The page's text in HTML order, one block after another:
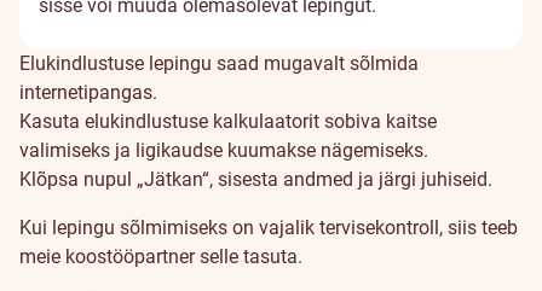
sisse või muuda olemasolevat lepingut.
Elukindlustuse lepingu saad mugavalt sõlmida
internetipangas.
Kasuta elukindlustuse kalkulaatorit sobiva kaitse
valimiseks ja ligikaudse kuumakse nägemiseks.
Klõpsa nupul „Jätkan“, sisesta andmed ja järgi juhiseid.
Kui lepingu sõlmimiseks on vajalik tervisekontroll, siis teeb
meie koostööpartner selle tasuta.